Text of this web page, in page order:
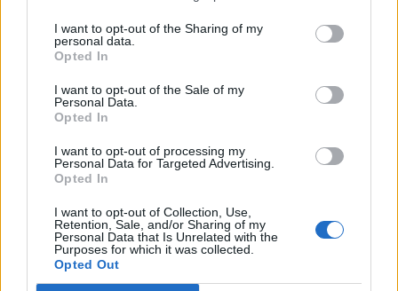
I want to opt-out of the Sharing of my
personal data.
Opted In
I want to opt-out of the Sale of my
Personal Data.
Opted In
I want to opt-out of processing my
Personal Data for Targeted Advertising.
Opted In
I want to opt-out of Collection, Use,
Retention, Sale, and/or Sharing of my
Personal Data that Is Unrelated with the
Purposes for which it was collected.
Opted Out
NYHETER 2026-08-04 KL. 16:53
dieseltjuv
Lokala brott: • Verktygsstöld på miljonbygge • Fick bilen dränkt i